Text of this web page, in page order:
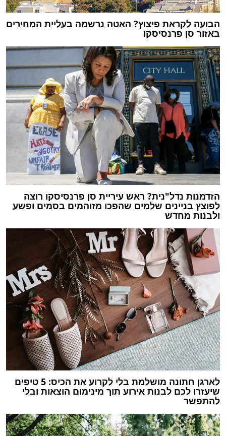
הבועה לקראת פיצוץ? האטה נרשמה בעליית המחירים
באזור סן פרנסיסקו
הזדמנות נדל"נית? ראש עיריית סן פרנסיסקו רוצה
לפוצץ בניינים שלמים שהפכו מזוהמים בסמים ופשע
ולבנות מחדש
לארגן חתונה מושלמת בלי לקרוע את הכיס: 5 טיפים
שיעזרו לכם לבנות אירוע תוך מינימום הוצאות ובלי
להתפשר